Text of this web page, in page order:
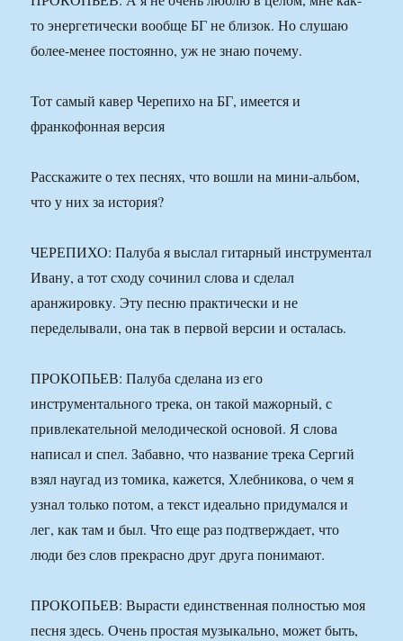
то энергетически вообще БГ не близок. Но слушаю
более-менее постоянно, уж не знаю почему.
Тот самый кавер Черепихо на БГ, имеется и
франкофонная версия
Расскажите о тех песнях, что вошли на мини-альбом,
что у них за история?
ЧЕРЕПИХО: Палуба я выслал гитарный инструментал
Ивану, а тот сходу сочинил слова и сделал
аранжировку. Эту песню практически и не
переделывали, она так в первой версии и осталась.
ПРОКОПЬЕВ: Палуба сделана из его
инструментального трека, он такой мажорный, с
привлекательной мелодической основой. Я слова
написал и спел. Забавно, что название трека Сергий
взял наугад из томика, кажется, Хлебникова, о чем я
узнал только потом, а текст идеально придумался и
лег, как там и был. Что еще раз подтверждает, что
люди без слов прекрасно друг друга понимают.
ПРОКОПЬЕВ: Вырасти единственная полностью моя
песня здесь. Очень простая музыкально, может быть,